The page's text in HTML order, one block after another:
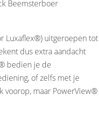
Beemsterboer
Luxaflex®) uitgeroepen tot
dus extra aandacht
bedien je de
of zelfs met je
voorop, maar PowerView®